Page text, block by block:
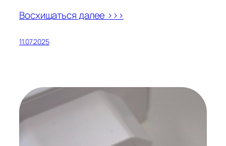
Восхищаться далее >>>
11.07.2025